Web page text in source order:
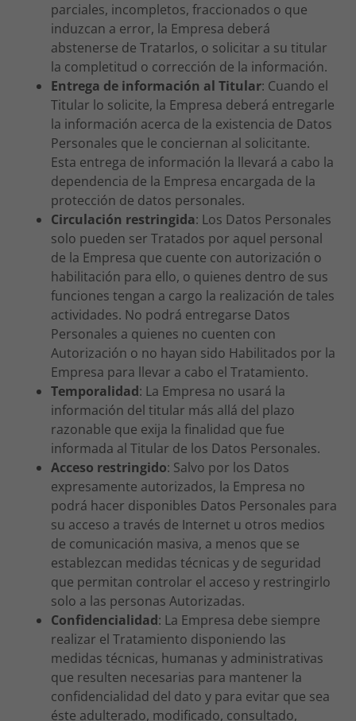
parciales, incompletos, fraccionados o que
induzcan a error, la Empresa deberá
abstenerse de Tratarlos, o solicitar a su titular
la completitud o corrección de la información.
Entrega de información al Titular: Cuando el
Titular lo solicite, la Empresa deberá entregarle
la información acerca de la existencia de Datos
Personales que le conciernan al solicitante.
Esta entrega de información la llevará a cabo la
dependencia de la Empresa encargada de la
protección de datos personales.
Circulación restringida: Los Datos Personales
solo pueden ser Tratados por aquel personal
de la Empresa que cuente con autorización o
habilitación para ello, o quienes dentro de sus
funciones tengan a cargo la realización de tales
actividades. No podrá entregarse Datos
Personales a quienes no cuenten con
Autorización o no hayan sido Habilitados por la
Empresa para llevar a cabo el Tratamiento.
Temporalidad: La Empresa no usará la
información del titular más allá del plazo
razonable que exija la finalidad que fue
informada al Titular de los Datos Personales.
Acceso restringido: Salvo por los Datos
expresamente autorizados, la Empresa no
podrá hacer disponibles Datos Personales para
su acceso a través de Internet u otros medios
de comunicación masiva, a menos que se
establezcan medidas técnicas y de seguridad
que permitan controlar el acceso y restringirlo
solo a las personas Autorizadas.
Confidencialidad: La Empresa debe siempre
realizar el Tratamiento disponiendo las
medidas técnicas, humanas y administrativas
que resulten necesarias para mantener la
confidencialidad del dato y para evitar que sea
éste adulterado, modificado, consultado,